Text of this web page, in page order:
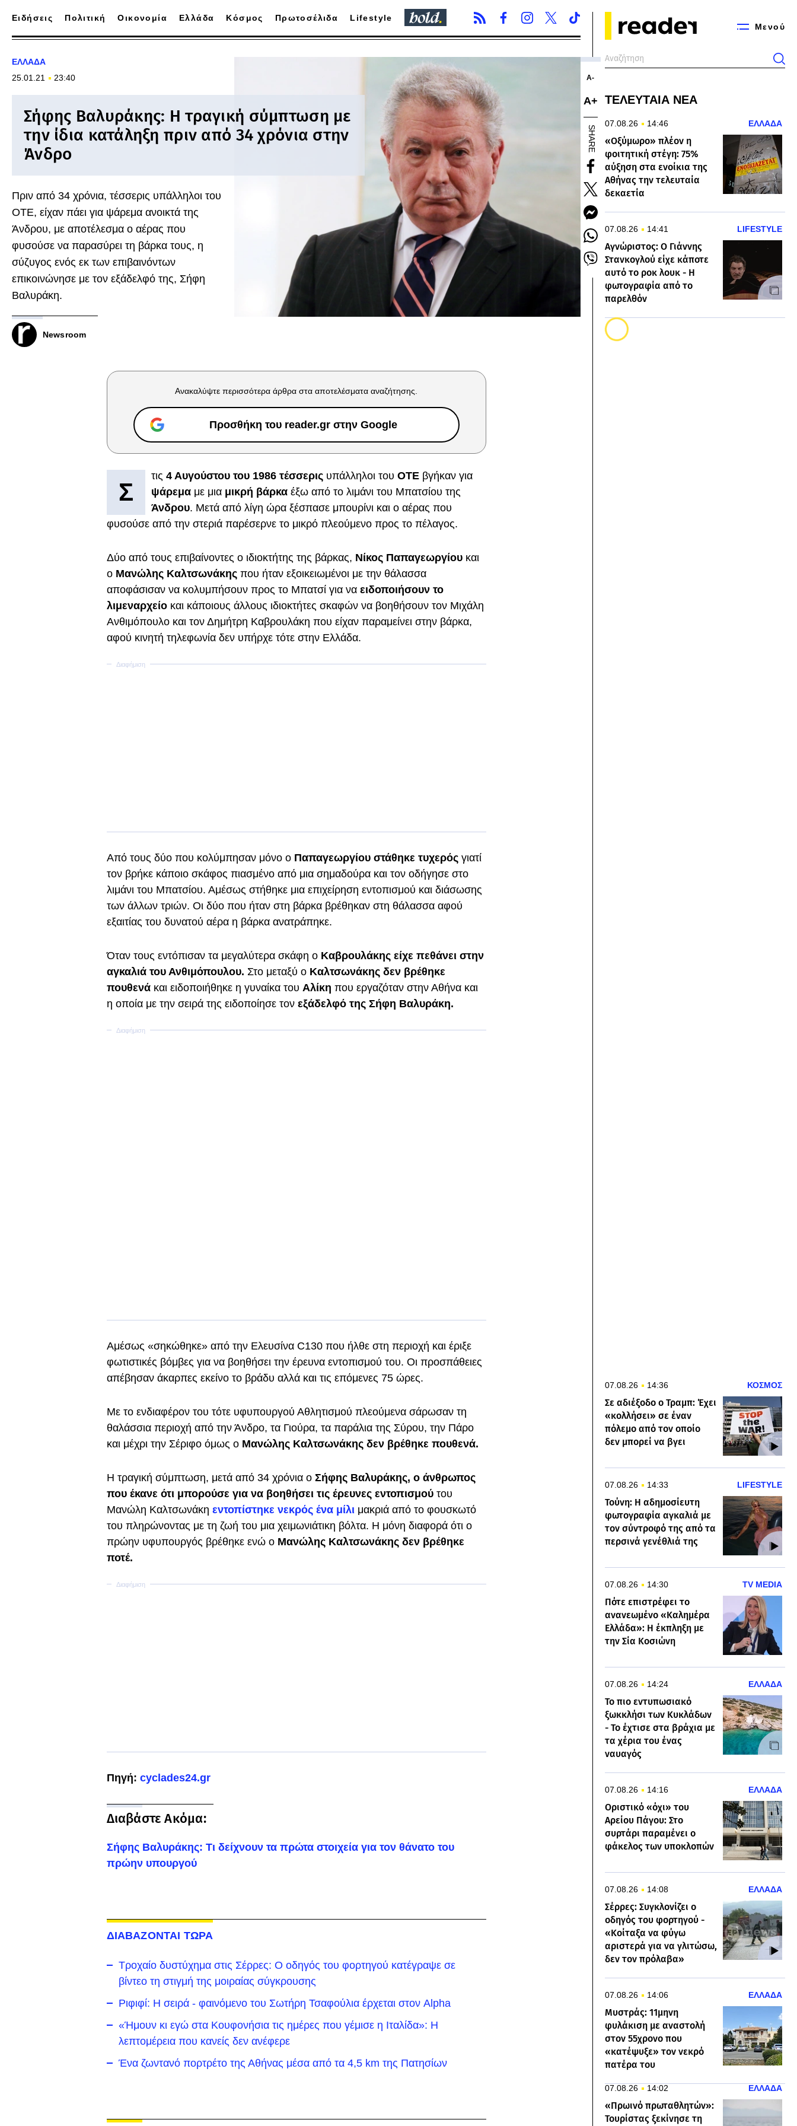
Μενού
Ειδήσεις Πολιτική Οικονομία Ελλάδα Κόσμος Πρωτοσέλιδα Lifestyle
ΕΛΛΑΔΑ
25.01.21
23:40
Σήφης Βαλυράκης: Η τραγική σύμπτωση με
την ίδια κατάληξη πριν από 34 χρόνια στην
Άνδρο
Πριν από 34 χρόνια, τέσσερις υπάλληλοι του
ΟΤΕ, είχαν πάει για ψάρεμα ανοικτά της
Άνδρου, με αποτέλεσμα ο αέρας που
φυσούσε να παρασύρει τη βάρκα τους, η
σύζυγος ενός εκ των επιβαινόντων
επικοινώνησε με τον εξάδελφό της, Σήφη
Βαλυράκη.
Newsroom
Α-
Α+
SHARE
Ανακαλύψτε περισσότερα άρθρα στα αποτελέσματα αναζήτησης.
Προσθήκη του reader.gr στην Google
Σ
τις 4 Αυγούστου του 1986 τέσσερις υπάλληλοι του ΟΤΕ βγήκαν για
ψάρεμα με μιαμικρή βάρκαέξω από το λιμάνι του Μπατσίου της
Άνδρου. Μετά από λίγη ώρα ξέσπασε μπουρίνι και ο αέρας που
φυσούσε από την στεριά παρέσερνε το μικρό πλεούμενο προς το πέλαγος.
Δύο από τους επιβαίνοντες ο ιδιοκτήτης της βάρκας, Νίκος Παπαγεωργίουκαι
ο Μανώλης Καλτσωνάκης που ήταν εξοικειωμένοι με την θάλασσα
αποφάσισαν να κολυμπήσουν προς το Μπατσί για να ειδοποιήσουν το
λιμεναρχείο και κάποιους άλλους ιδιοκτήτες σκαφών να βοηθήσουν τον Μιχάλη
Ανθιμόπουλο και τον Δημήτρη Καβρουλάκη που είχαν παραμείνει στην βάρκα,
αφού κινητή τηλεφωνία δεν υπήρχε τότε στην Ελλάδα.
Από τους δύο που κολύμπησαν μόνο οΠαπαγεωργίου στάθηκε τυχερόςγιατί
τον βρήκε κάποιο σκάφος πιασμένο από μια σημαδούρα και τον οδήγησε στο
λιμάνι του Μπατσίου. Αμέσως στήθηκε μια επιχείρηση εντοπισμού και διάσωσης
των άλλων τριών. Οι δύο που ήταν στη βάρκα βρέθηκαν στη θάλασσα αφού
εξαιτίας του δυνατού αέρα η βάρκα ανατράπηκε.
Όταν τους εντόπισαν τα μεγαλύτερα σκάφη ο Καβρουλάκης είχε πεθάνει στην
αγκαλιά του Ανθιμόπουλου. Στο μεταξύ ο Καλτσωνάκης δεν βρέθηκε
πουθενά και ειδοποιήθηκε η γυναίκα του Αλίκη που εργαζόταν στην Αθήνα και
η οποία με την σειρά της ειδοποίησε τονεξάδελφό της Σήφη Βαλυράκη.
Αμέσως «σηκώθηκε» από την Ελευσίνα C130 που ήλθε στη περιοχή και έριξε
φωτιστικές βόμβες για να βοηθήσει την έρευνα εντοπισμού του. Οι προσπάθειες
απέβησαν άκαρπες εκείνο το βράδυ αλλά και τις επόμενες 75 ώρες.
Με το ενδιαφέρον του τότε υφυπουργού Αθλητισμού πλεούμενα σάρωσαν τη
θαλάσσια περιοχή από την Άνδρο, τα Γιούρα, τα παράλια της Σύρου, την Πάρο
και μέχρι την Σέριφο όμως ο Μανώλης Καλτσωνάκης δεν βρέθηκε πουθενά.
Η τραγική σύμπτωση, μετά από 34 χρόνια ο Σήφης Βαλυράκης, ο άνθρωπος
που έκανε ότι μπορούσε για να βοηθήσει τις έρευνες εντοπισμού του
Μανώλη Καλτσωνάκη εντοπίστηκε νεκρός ένα μίλι μακριά από το φουσκωτό
του πληρώνοντας με τη ζωή του μια χειμωνιάτικη βόλτα. Η μόνη διαφορά ότι ο
πρώην υφυπουργός βρέθηκε ενώ ο Μανώλης Καλτσωνάκης δεν βρέθηκε
ποτέ.
Πηγή: cyclades24.gr
Διαβάστε Ακόμα:
Σήφης Βαλυράκης: Τι δείχνουν τα πρώτα στοιχεία για τον θάνατο του
πρώην υπουργού
ΔΙΑΒΑΖΟΝΤΑΙ ΤΩΡΑ
Τροχαίο δυστύχημα στις Σέρρες: Ο οδηγός του φορτηγού κατέγραψε σε
βίντεο τη στιγμή της μοιραίας σύγκρουσης
Ριφιφί: Η σειρά - φαινόμενο του Σωτήρη Τσαφούλια έρχεται στον Alpha
«Ήμουν κι εγώ στα Κουφονήσια τις ημέρες που γέμισε η Ιταλίδα»: Η
λεπτομέρεια που κανείς δεν ανέφερε
Ένα ζωντανό πορτρέτο της Αθήνας μέσα από τα 4,5 km της Πατησίων
ΤΕΛΕΥΤΑΙΑ ΝΕΑ
07.08.26 14:46 ΕΛΛΑΔΑ
«Οξύμωρο» πλέον η
φοιτητική στέγη: 75%
αύξηση στα ενοίκια της
Αθήνας την τελευταία
δεκαετία
07.08.26 14:41 LIFESTYLE
Αγνώριστος: O Γιάννης
Στανκογλού είχε κάποτε
αυτό το ροκ λουκ - Η
φωτογραφία από το
παρελθόν
07.08.26 14:36 ΚΟΣΜΟΣ
Σε αδιέξοδο ο Τραμπ: Έχει
«κολλήσει» σε έναν
πόλεμο από τον οποίο
δεν μπορεί να βγει
07.08.26 14:33 LIFESTYLE
Τούνη: Η αδημοσίευτη
φωτογραφία αγκαλιά με
τον σύντροφό της από τα
περσινά γενέθλιά της
07.08.26 14:30 TV MEDIA
Πότε επιστρέφει το
ανανεωμένο «Καλημέρα
Ελλάδα»: Η έκπληξη με
την Σία Κοσιώνη
07.08.26 14:24 ΕΛΛΑΔΑ
Το πιο εντυπωσιακό
ξωκκλήσι των Κυκλάδων
- Το έχτισε στα βράχια με
τα χέρια του ένας
ναυαγός
07.08.26 14:16 ΕΛΛΑΔΑ
Οριστικό «όχι» του
Αρείου Πάγου: Στο
συρτάρι παραμένει ο
φάκελος των υποκλοπών
07.08.26 14:08 ΕΛΛΑΔΑ
Σέρρες: Συγκλονίζει ο
οδηγός του φορτηγού -
«Κοίταξα να φύγω
αριστερά για να γλιτώσω,
δεν τον πρόλαβα»
07.08.26 14:06 ΕΛΛΑΔΑ
Μυστράς: 11μηνη
φυλάκιση με αναστολή
στον 55χρονο που
«κατέψυξε» τον νεκρό
πατέρα του
07.08.26 14:02 ΕΛΛΑΔΑ
«Πρωινό πρωταθλητών»:
Τουρίστας ξεκίνησε τη